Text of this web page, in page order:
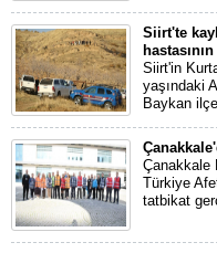
Siirt'te
Siirt'in
yaşındaki
Baykan
Çanakkale
Türkiye
tatbikat